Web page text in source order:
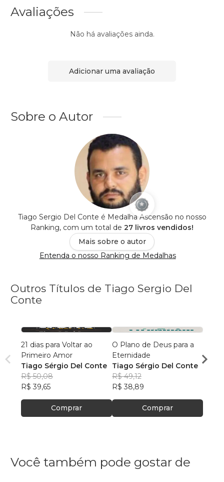
Avaliações
Não há avaliações ainda.
Adicionar uma avaliação
Sobre o Autor
Tiago Sergio Del Conte é Medalha Ascensão no nosso
Ranking, com um total de 27 livros vendidos!
Mais sobre o autor
Entenda o nosso Ranking de Medalhas
Outros Títulos de Tiago Sergio Del
Conte
21 dias para Voltar ao
Primeiro Amor
Tiago Sérgio Del Conte
R$ 50,08
R$ 39,65
Comprar
O Plano de Deus para a
Eternidade
Tiago Sérgio Del Conte
R$ 49,12
R$ 38,89
Comprar
R$
Você também pode gostar de